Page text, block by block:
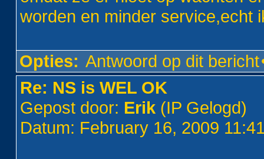
worden en minder service,echt
Opties: Antwoord op dit bericht
Re: NS is WEL OK
Gepost door: Erik (IP Gelogd)
Datum: February 16, 2009